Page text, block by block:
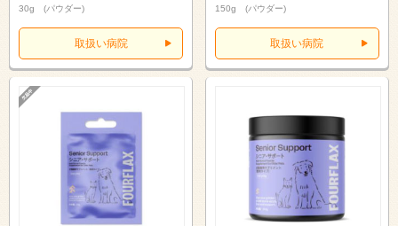
30g (パウダー)
取扱い病院
150g (パウダー)
取扱い病院